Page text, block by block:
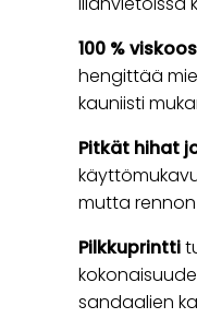
100 %
hengittää
kauniisti
Pitkät hihat
mutta rennon
Pilkkuprintti
sandaalien